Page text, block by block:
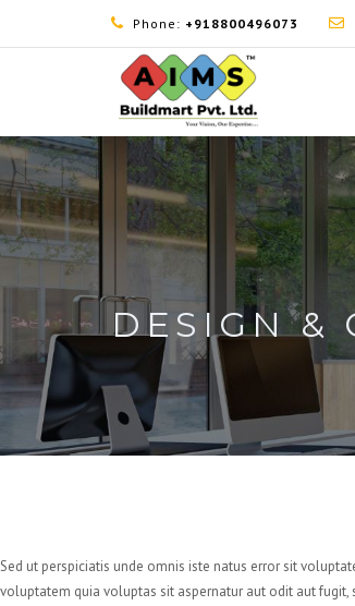
Phone: +918800496073
DESIGN &
Sed ut perspiciatis unde omnis iste natus error sit
voluptatem quia voluptas sit aspernatur aut odit aut